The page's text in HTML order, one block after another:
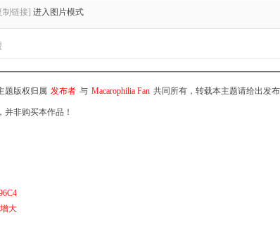
制链接] 进入图片模式
题版权归属 发布者 与 Macarophilia Fan 共同所有，转载本主题请给出发
非购买本作品！
大